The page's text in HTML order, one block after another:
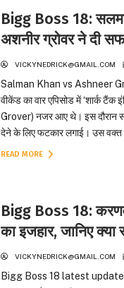
Bigg Boss 18:
अशनीर ग्रोवर ने दी
VICKYNEDRICK@GMAIL.COM
Salman Khan vs Ashneer
वीकेंड का वार एपिसोड में ‘शार्क
Grover) नजर आए थे। इस दौरान
देने के लिए फटकार लगाई। उस वक्त
READ MORE
Bigg Boss 18:
का इजहार, जानिए क्या
VICKYNEDRICK@GMAIL.COM
Bigg Boss 18 latest updates: